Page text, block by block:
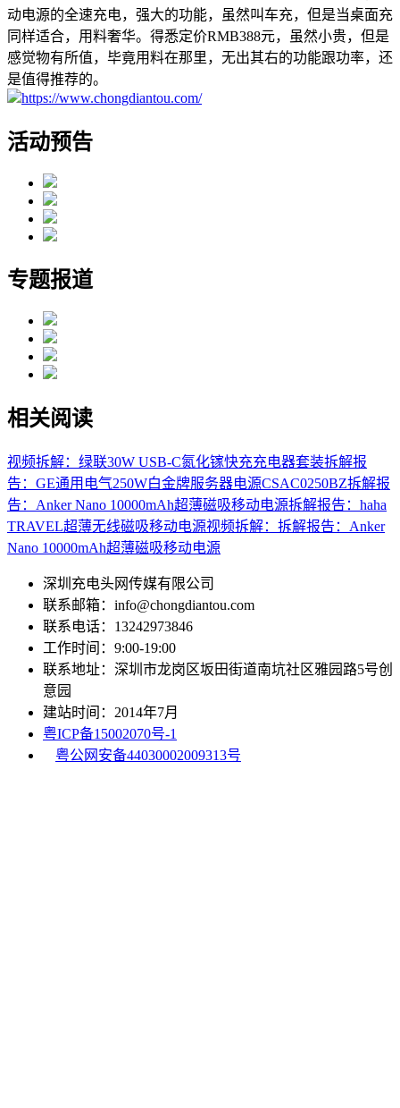
动电源的全速充电，强大的功能，虽然叫车充，但是当桌面充
同样适合，用料奢华。得悉定价RMB388元，虽然小贵，但是
感觉物有所值，毕竟用料在那里，无出其右的功能跟功率，还
是值得推荐的。
https://www.chongdiantou.com/
活动预告
专题报道
相关阅读
视频拆解：绿联30W USB-C氮化镓快充充电器套装拆解报
告：GE通用电气250W白金牌服务器电源CSAC0250BZ拆解报
告：Anker Nano 10000mAh超薄磁吸移动电源拆解报告：haha
TRAVEL超薄无线磁吸移动电源视频拆解：拆解报告：Anker
Nano 10000mAh超薄磁吸移动电源
深圳充电头网传媒有限公司
联系邮箱：info@chongdiantou.com
联系电话：13242973846
工作时间：9:00-19:00
联系地址：深圳市龙岗区坂田街道南坑社区雅园路5号创
意园
建站时间：2014年7月
粤ICP备15002070号-1
粤公网安备44030002009313号